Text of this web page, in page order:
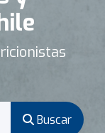
Buscar